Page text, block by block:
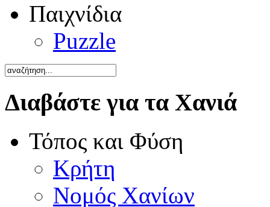
Παιχνίδια
Puzzle
Διαβάστε για τα Χανιά
Τόπος και Φύση
Κρήτη
Νομός Χανίων